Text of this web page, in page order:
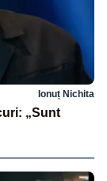
Ionuț Nichita
„Sunt